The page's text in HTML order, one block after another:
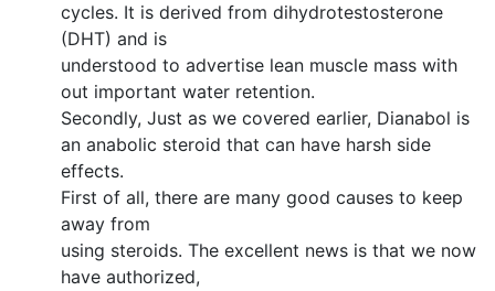
cycles. It is derived from dihydrotestosterone
(DHT) and is
understood to advertise lean muscle mass with
out important water retention.
Secondly, Just as we covered earlier, Dianabol is
an anabolic steroid that can have harsh side
effects.
First of all, there are many good causes to keep
away from
using steroids. The excellent news is that we now
have authorized,